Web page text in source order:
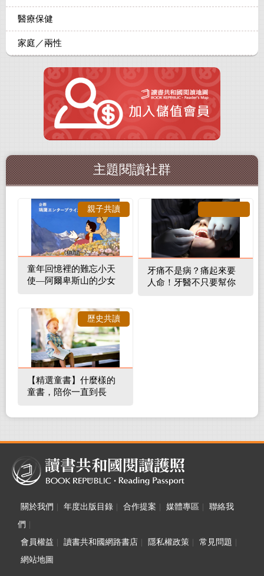
醫療保健
家庭／兩性
主題閱讀社群
童年回憶裡的難忘小天
使—阿爾卑斯山的少女
親子共讀
牙痛不是病？痛起來要
人命！牙醫不只要幫你
【精選童書】什麼樣的
童書，陪你一直到長
歷史共讀
關於我們 年度出版目錄 合作提案 媒體專區
聯絡我
們
會員權益
讀書共和國網路書店 隱私權政策 常見問題
網站地圖